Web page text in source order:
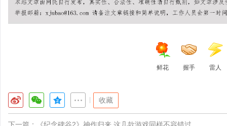
鲜花 握手 雷人
收藏